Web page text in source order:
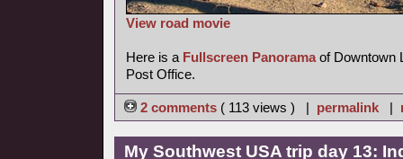
View road movie
Here is a Fullscreen Panoramaof Downtown
Post Office.
2 comments ( 113 views ) | permalink |
My Southwest USA trip day 13: